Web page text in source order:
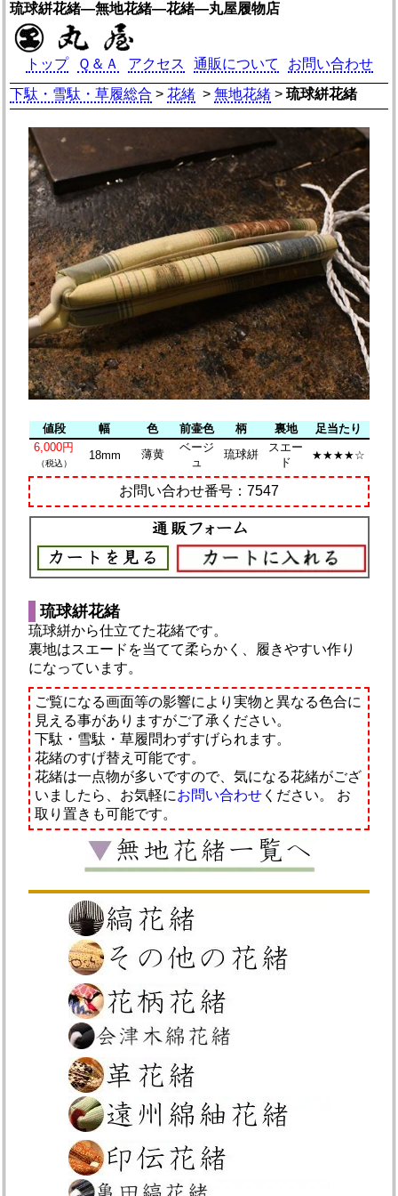
琉球絣花緒―無地花緒―花緒―丸屋履物店
トップ Ｑ＆Ａ アクセス 通販について
お問い合わせ
下駄・雪駄・草履総合 >花緒 >無地花緒 >琉球絣花緒
値段 幅 色 前壷色 柄 裏地
足当たり
6,000円
（税込）
18mm 薄黄
ベージ
ュ
琉球絣
スエー
ド
★★★★☆
お問い合わせ番号：7547
琉球絣花緒
琉球絣から仕立てた花緒です。
裏地はスエードを当てて柔らかく、履きやすい作り
になっています。
ご覧になる画面等の影響により実物と異なる色合に
見える事がありますがご了承ください。
下駄・雪駄・草履問わずすげられます。
花緒のすげ替え可能です。
花緒は一点物が多いですので、気になる花緒がござ
いましたら、お気軽にお問い合わせ ください。
お
取り置きも可能です。